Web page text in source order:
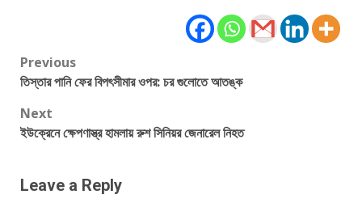
Post
navigation
Previous
তিস্তার পানি ফের বিপৎসীমার ওপর: চর গুলোতে আতঙ্ক
Next
ইউক্রেনে ক্ষেপণাস্ত্র হামলায় রুশ সিনিয়র জেনারেল নিহত
Leave a Reply